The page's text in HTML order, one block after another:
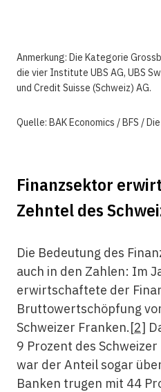
Anmerkung: Die Kategorie
die vier Institute UBS AG, UBS
und Credit Suisse (Schweiz) AG.
Quelle: BAK Economics / BFS /
Finanzsektor
Zehntel des
Die Bedeutung des
auch in den Zahlen: Im
erwirtschaftete der
Bruttowertschöpfung
Schweizer Franken.[2]
9 Prozent des
war der Anteil sogar
Banken trugen mit 44